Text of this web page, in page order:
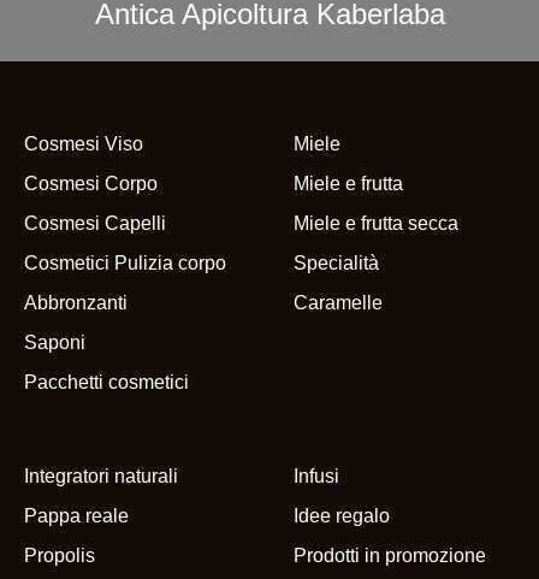
Antica Apicoltura Kaberlaba
Cosmesi Viso
Cosmesi Corpo
Cosmesi Capelli
Cosmetici Pulizia corpo
Abbronzanti
Saponi
Pacchetti cosmetici
Miele
Miele e frutta
Miele e frutta secca
Specialità
Caramelle
Integratori naturali
Pappa reale
Propolis
Infusi
Idee regalo
Prodotti in promozione